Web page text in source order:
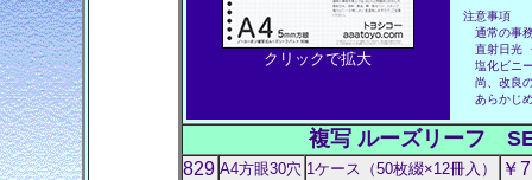
クリックで拡大
注意事項
通常の事
直射日光
塩化ビニ
尚、改良
あらかじ
複写 ルーズリーフ
829 A4方眼30穴 1ケース（50枚綴×12冊入） ￥